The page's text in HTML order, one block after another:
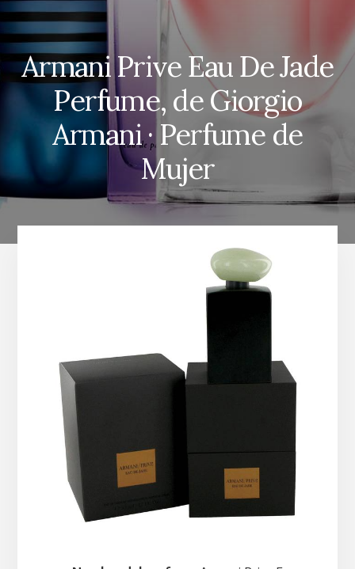
Armani Prive Eau De Jade
Perfume, de Giorgio
Armani · Perfume de
Mujer